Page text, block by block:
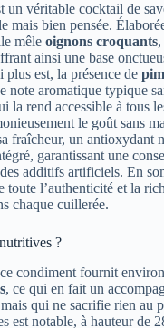
un véritable cocktail de
mais bien pensée.
mêle oignons croquants,
ainsi une base
est, la présence de
note aromatique typique
la rend accessible à tous
le goût sans
fraîcheur, un antioxydant
garantissant une
additifs artificiels. En
l’authenticité et la
chaque cuillerée.
?
condiment fournit environ
, ce qui en fait un
qui ne sacrifie rien au
est notable, à hauteur de